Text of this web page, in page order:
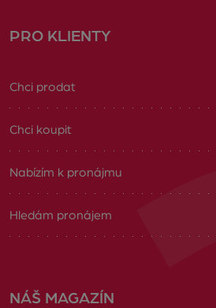
PRO KLIENTY
Chci prodat
Chci koupit
Nabízím k pronájmu
Hledám pronájem
NÁŠ MAGAZÍN